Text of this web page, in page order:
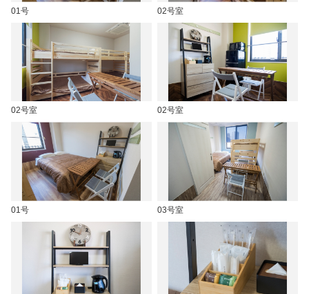
01号 02号室
02号室 02号室
01号 03号室